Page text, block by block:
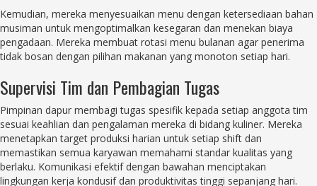
Kemudian, mereka menyesuaikan menu dengan ketersediaan bahan
musiman untuk mengoptimalkan kesegaran dan menekan biaya
pengadaan. Mereka membuat rotasi menu bulanan agar penerima
tidak bosan dengan pilihan makanan yang monoton setiap hari.
Supervisi Tim dan Pembagian Tugas
Pimpinan dapur membagi tugas spesifik kepada setiap anggota tim
sesuai keahlian dan pengalaman mereka di bidang kuliner. Mereka
menetapkan target produksi harian untuk setiap shift dan
memastikan semua karyawan memahami standar kualitas yang
berlaku. Komunikasi efektif dengan bawahan menciptakan
lingkungan kerja kondusif dan produktivitas tinggi sepanjang hari.